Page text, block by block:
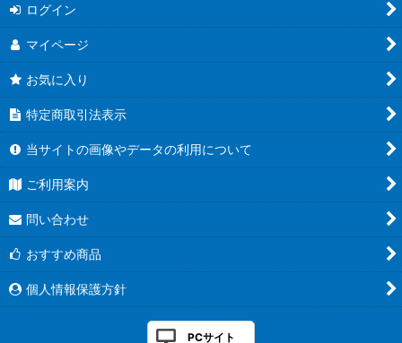
ログイン
マイページ
お気に入り
特定商取引法表示
当サイトの画像やデータの利用について
ご利用案内
問い合わせ
おすすめ商品
個人情報保護方針
PCサイト